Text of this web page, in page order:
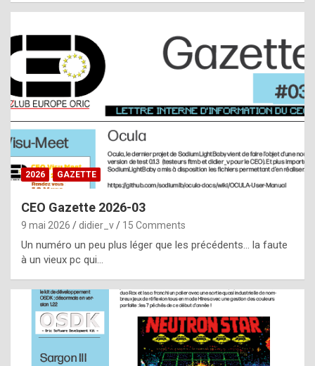
t
s
t
a
s
i
e
f
o
m
m
a
2026 GAZETTE
CEO Gazette 2026-03
9 mai 2026 didier_v 15 Comments
Un numéro un peu plus léger que les précédents… la faute
à un vieux pc qui…